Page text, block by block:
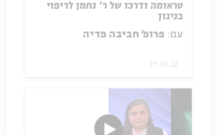
טראומה ודרכו של ר' נחמן לריפוי
בניגון
עם: פרופ׳ חביבה פדיה
19.06.22